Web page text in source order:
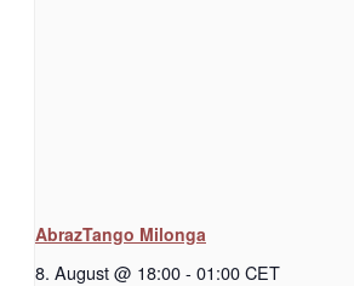
AbrazTango Milonga
8. August @ 18:00- 01:00CET